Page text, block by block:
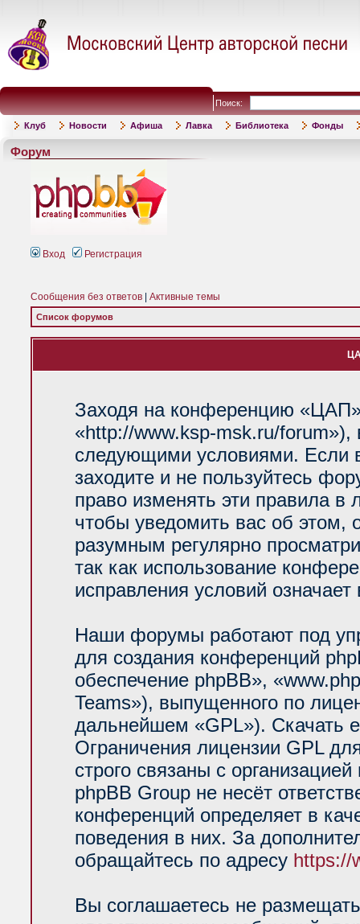
Поиск:
Клуб Новости Афиша Лавка Библиотека Фонды
Форум
Вход Регистрация
Сообщения без ответов Активные темы
Список форумов
Заходя на конференцию
«http://www.ksp-msk.ru/forum»),
следующими условиями. Если
заходите и не пользуйтесь
право изменять эти правила
чтобы уведомить вас об
разумным регулярно
так как использование
исправления условий
Наши форумы работают под
для создания конференций
обеспечение phpBB»,
Teams»), выпущенного по
дальнейшем «GPL»). Скачать
Ограничения лицензии GPL
строго связаны с
phpBB Group не несёт
конференций определяет в
поведения в них. За
обращайтесь по адресу https://
Вы соглашаетесь не